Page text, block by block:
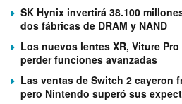
SK Hynix invertirá 38.100
dos fábricas de DRAM y NAND
Los nuevos lentes XR, Viture
perder funciones avanzadas
Las ventas de Switch 2 cayeron
pero Nintendo superó sus